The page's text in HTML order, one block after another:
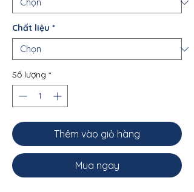
Chất liệu *
Số lượng *
Thêm vào giỏ hàng
Mua ngay